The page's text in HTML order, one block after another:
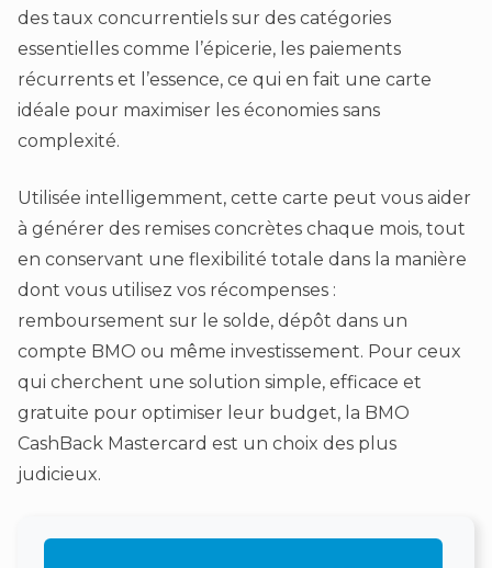
des taux concurrentiels sur des catégories
essentielles comme l’épicerie, les paiements
récurrents et l’essence, ce qui en fait une carte
idéale pour maximiser les économies sans
complexité.
Utilisée intelligemment, cette carte peut vous aider
à générer des remises concrètes chaque mois, tout
en conservant une flexibilité totale dans la manière
dont vous utilisez vos récompenses :
remboursement sur le solde, dépôt dans un
compte BMO ou même investissement. Pour ceux
qui cherchent une solution simple, efficace et
gratuite pour optimiser leur budget, la BMO
CashBack Mastercard est un choix des plus
judicieux.